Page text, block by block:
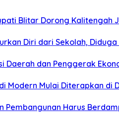
Blitar Dorong Kalitengah
Diri dari Sekolah,
Daerah dan Penggerak
Modern Mulai Diterapkan di
Pembangunan Harus